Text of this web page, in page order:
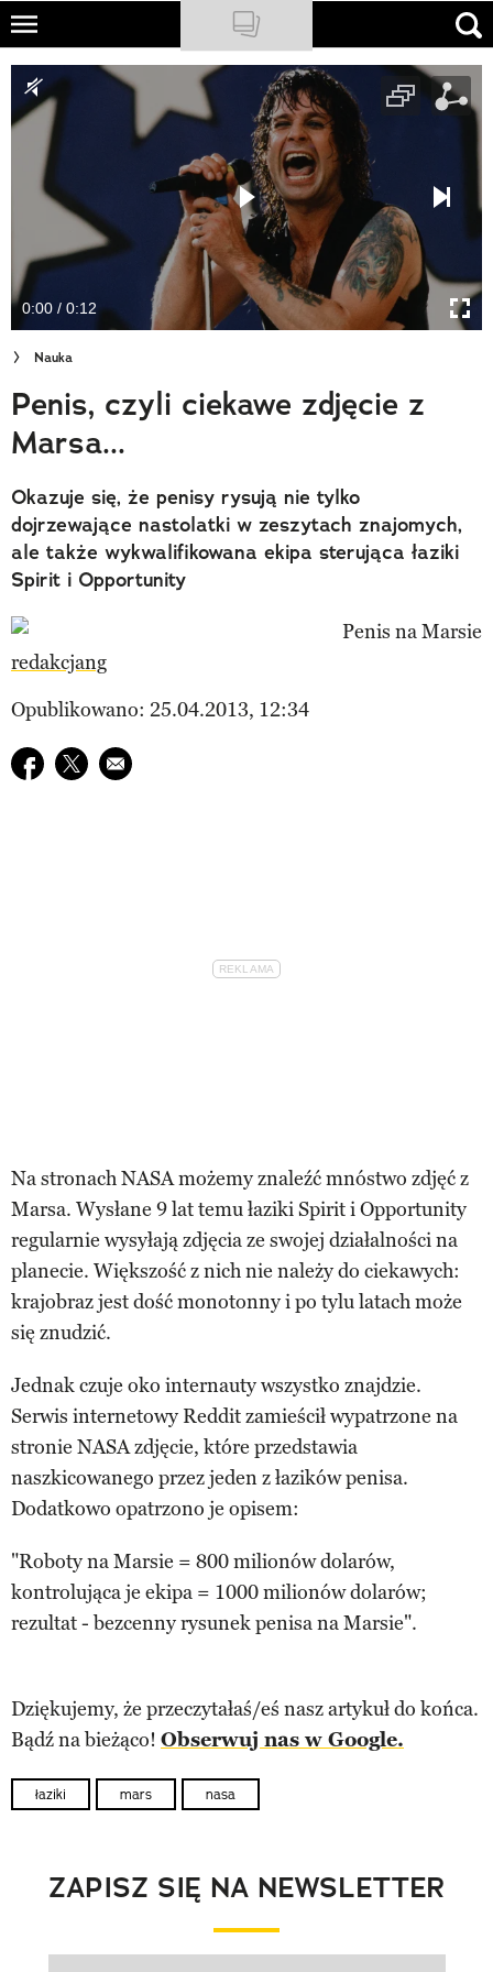
Skip
main
content
NATIONAL GEOGRAPHIC
TRAVELER
PODCASTY
Newsletter
Cuda Polski
Wielki Konkurs Fotograficzny
Trendbook Podróżniczy
Polecane
0:00 / 0:12
Nauka
Penis, czyli ciekawe zdjęcie z
Marsa...
Okazuje się, że penisy rysują nie tylko
dojrzewające nastolatki w zeszytach znajomych,
ale także wykwalifikowana ekipa sterująca łaziki
Spirit i Opportunity
redakcjang
Opublikowano: 25.04.2013, 12:34
Udostępnij na facebook
Udostępnij na twitter
E-mail do przyjaciela
Na stronach NASA możemy znaleźć mnóstwo zdjęć z
Marsa. Wysłane 9 lat temu łaziki Spirit i Opportunity
regularnie wysyłają zdjęcia ze swojej działalności na
planecie. Większość z nich nie należy do ciekawych:
krajobraz jest dość monotonny i po tylu latach może
się znudzić.
Jednak czuje oko internauty wszystko znajdzie.
Serwis internetowy Reddit zamieścił wypatrzone na
stronie NASA zdjęcie, które przedstawia
naszkicowanego przez jeden z łazików penisa.
Dodatkowo opatrzono je opisem:
"Roboty na Marsie = 800 milionów dolarów,
kontrolująca je ekipa = 1000 milionów dolarów;
rezultat - bezcenny rysunek penisa na Marsie".
Dziękujemy, że przeczytałaś/eś nasz artykuł do końca.
Bądź na bieżąco! Obserwuj nas w Google.
łaziki mars nasa
ZAPISZ SIĘ NA NEWSLETTER